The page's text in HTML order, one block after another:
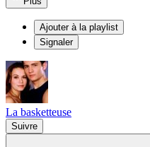
Ajouter à la playlist
Signaler
La basketteuse
Suivre